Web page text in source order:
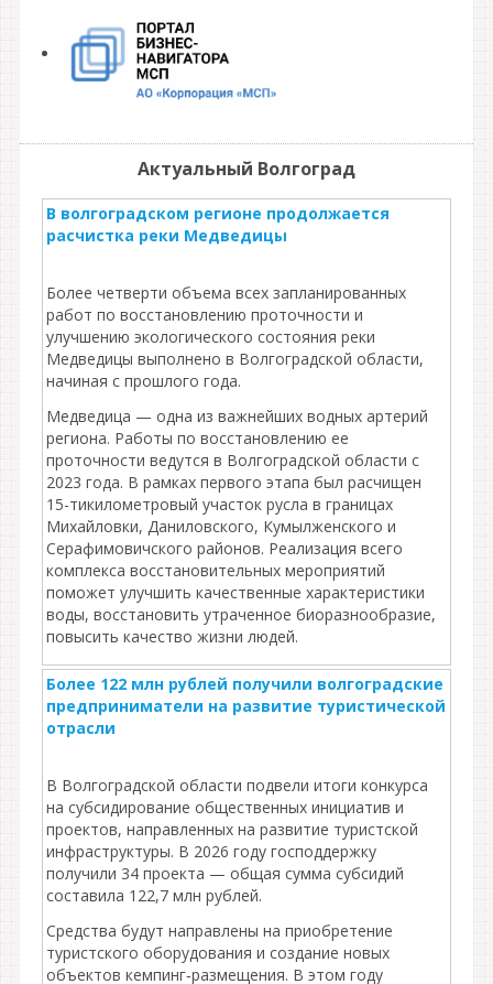
Актуальный Волгоград
В волгоградском регионе продолжается
расчистка реки Медведицы
Более четверти объема всех запланированных
работ по восстановлению проточности и
улучшению экологического состояния реки
Медведицы выполнено в Волгоградской области,
начиная с прошлого года.
Медведица — одна из важнейших водных артерий
региона. Работы по восстановлению ее
проточности ведутся в Волгоградской области с
2023 года. В рамках первого этапа был расчищен
15-тикилометровый участок русла в границах
Михайловки, Даниловского, Кумылженского и
Серафимовичского районов. Реализация всего
комплекса восстановительных мероприятий
поможет улучшить качественные характеристики
воды, восстановить утраченное биоразнообразие,
повысить качество жизни людей.
Более 122 млн рублей получили волгоградские
предприниматели на развитие туристической
отрасли
В Волгоградской области подвели итоги конкурса
на субсидирование общественных инициатив и
проектов, направленных на развитие туристской
инфраструктуры. В 2026 году господдержку
получили 34 проекта — общая сумма субсидий
составила 122,7 млн рублей.
Средства будут направлены на приобретение
туристского оборудования и создание новых
объектов кемпинг‑размещения. В этом году